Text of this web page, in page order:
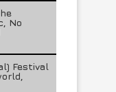
No
Festival